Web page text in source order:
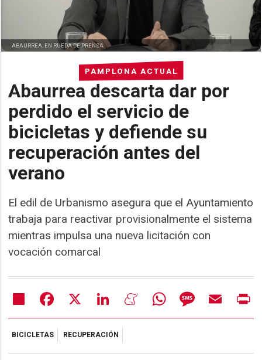
PAMPLONA ACTUAL
Abaurrea descarta dar por
perdido el servicio de
bicicletas y defiende su
recuperación antes del
verano
El edil de Urbanismo asegura que el Ayuntamiento
trabaja para reactivar provisionalmente el sistema
mientras impulsa una nueva licitación con
vocación comarcal
ABAURREA, EN RUEDA DE PRENSA
Share Facebook LinkedIn MeneameWhatsAppMessageEmail
BICICLETAS RECUPERACIÓN